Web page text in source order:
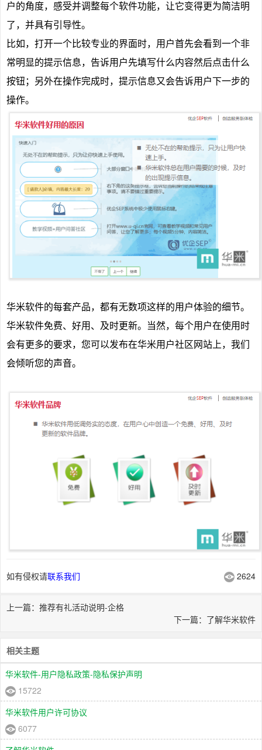
户的角度，感受并调整每个软件功能，让它变得更为简洁明
了，并具有引导性。
比如，打开一个比较专业的界面时，用户首先会看到一个非
常明显的提示信息，告诉用户先填写什么内容然后点击什么
按钮；另外在操作完成时，提示信息又会告诉用户下一步的
操作。
华米软件的每套产品，都有无数项这样的用户体验的细节。
华米软件免费、好用、及时更新。当然，每个用户在使用时
会有更多的要求，您可以发布在华米用户社区网站上，我们
会倾听您的声音。
如有侵权请联系我们 2624
上一篇：推荐有礼活动说明-企格
下一篇：了解华米软件
相关主题
华米软件-用户隐私政策-隐私保护声明
15722
华米软件用户许可协议
6077